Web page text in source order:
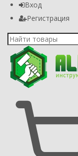
Вход
Регистрация